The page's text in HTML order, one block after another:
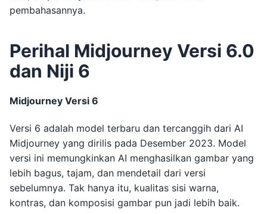
pembahasannya.
Perihal Midjourney Versi 6.0
dan Niji 6
Midjourney Versi 6
Versi 6 adalah model terbaru dan tercanggih dari AI
Midjourney yang dirilis pada Desember 2023. Model
versi ini memungkinkan AI menghasilkan gambar yang
lebih bagus, tajam, dan mendetail dari versi
sebelumnya. Tak hanya itu, kualitas sisi warna,
kontras, dan komposisi gambar pun jadi lebih baik.